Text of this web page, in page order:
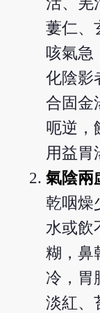
蔞仁、
咳氣急
化陰影
合固金
呃逆，
用益胃
氣陰兩
乾咽燥
水或飲
糊，鼻
冷，胃
淡紅、